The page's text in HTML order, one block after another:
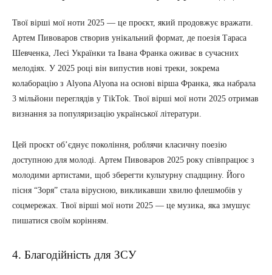
Твої вірші мої ноти 2025 — це проєкт, який продовжує вражати.
Артем Пивоваров створив унікальний формат, де поезія Тараса
Шевченка, Лесі Українки та Івана Франка оживає в сучасних
мелодіях. У 2025 році він випустив нові треки, зокрема
колаборацію з Alyona Alyona на основі вірша Франка, яка набрала
3 мільйони переглядів у TikTok. Твої вірші мої ноти 2025 отримав
визнання за популяризацію української літератури.
Цей проєкт об’єднує покоління, роблячи класичну поезію
доступною для молоді. Артем Пивоваров 2025 року співпрацює з
молодими артистами, щоб зберегти культурну спадщину. Його
пісня “Зоря” стала вірусною, викликавши хвилю флешмобів у
соцмережах. Твої вірші мої ноти 2025 — це музика, яка змушує
пишатися своїм корінням.
4. Благодійність для ЗСУ